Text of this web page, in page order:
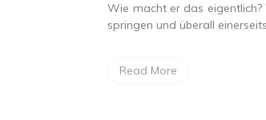
Wie macht er das
springen und überall
Read More